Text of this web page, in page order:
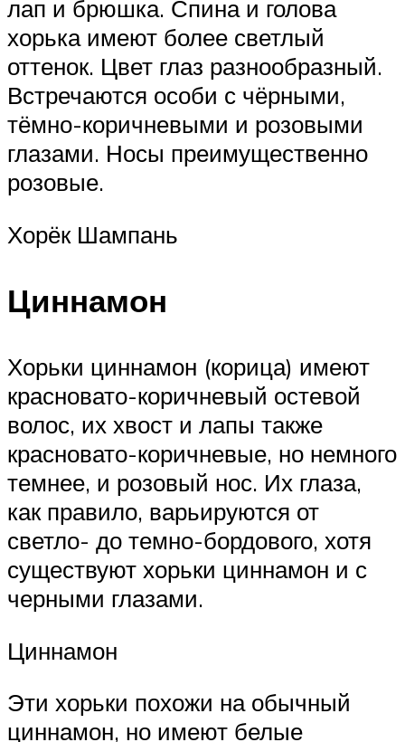
лап и брюшка. Спина и голова
хорька имеют более светлый
оттенок. Цвет глаз разнообразный.
Встречаются особи с чёрными,
тёмно-коричневыми и розовыми
глазами. Носы преимущественно
розовые.
Хорёк Шампань
Циннамон
Хорьки циннамон (корица) имеют
красновато-коричневый остевой
волос, их хвост и лапы также
красновато-коричневые, но немного
темнее, и розовый нос. Их глаза,
как правило, варьируются от
светло- до темно-бордового, хотя
существуют хорьки циннамон и с
черными глазами.
Циннамон
Эти хорьки похожи на обычный
циннамон, но имеют белые